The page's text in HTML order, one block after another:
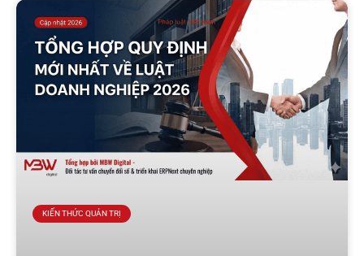
KIẾN THỨC QUẢN TRỊ